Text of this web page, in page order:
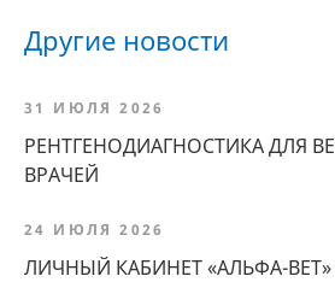
Другие новости
31 ИЮЛЯ 2026
РЕНТГЕНОДИАГНОСТИКА ДЛЯ
ВРАЧЕЙ
24 ИЮЛЯ 2026
ЛИЧНЫЙ КАБИНЕТ «АЛЬФА-